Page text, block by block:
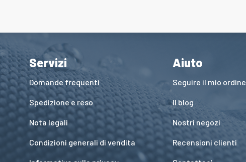
Servizi
Domande frequenti
Spedizione e reso
Nota legali
Condizioni generali di vendita
Aiuto
Seguire il mio ordine
Il blog
Nostri negozi
Recensioni clienti